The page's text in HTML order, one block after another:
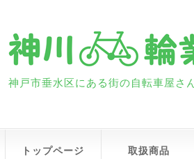
神戸市垂水区にある街の自転車屋さ
トップページ 取扱商品